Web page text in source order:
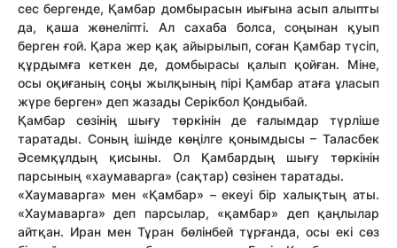
сес бер­генде, Қамбар домбырасын иы­­ғына асып алыпты
да, қаша жө­­неліпті. Ал сахаба болса, соңы­­нан қуып
берген ғой. Қара жер қақ айырылып, соған Қамбар тү­сіп,
құрдымға кеткен де, дом­бырасы қалып қойған. Міне,
осы оқиға­ның соңы жылқының пірі Қамбар атаға ұласып
жүре бер­ген» деп жазады Серікбол Қон­ды­бай.
Қамбар сөзінің шығу төркінін де ғалымдар түрліше
таратады. Со­­ның ішінде көңілге қоным­ды­сы – Таласбек
Әсемқұлдың қи­сы­ны. Ол Қамбардың шығу төр­кі­нін
парсының «хаумаварга» (сақ­тар) сөзінен таратады.
«Хаумаварга» мен «Қамбар» – екеуі бір халықтың аты.
«Хау­­ма­­варга» деп парсылар, «қам­бар» деп қаңлылар
айтқан. Иран мен Тұран бөлінбей тұрған­да, осы екі сөз